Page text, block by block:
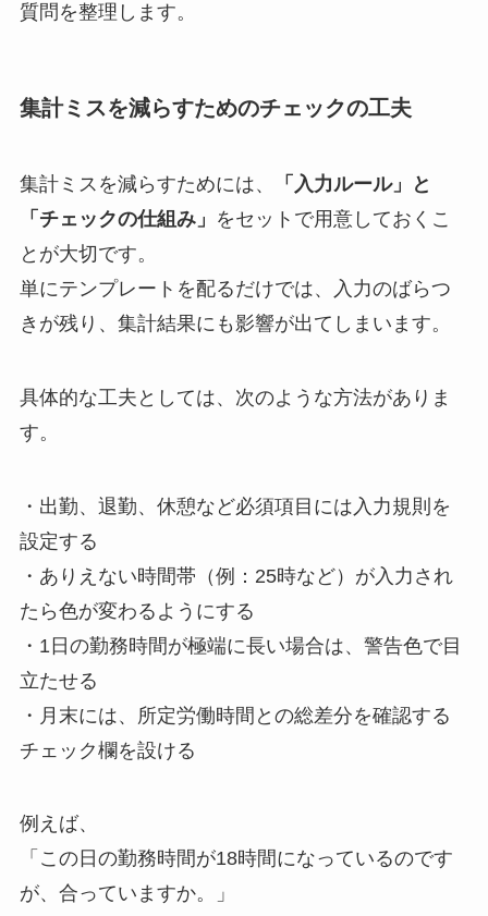
質問を整理します。
集計ミスを減らすためのチェックの工夫
集計ミスを減らすためには、
「入力ルール」と
「チェックの仕組み」 をセットで用意しておくこ
とが大切です。
単にテンプレートを配るだけでは、入力のばらつ
きが残り、集計結果にも影響が出てしまいます。
具体的な工夫としては、次のような方法がありま
す。
・出勤、退勤、休憩など必須項目には入力規則を
設定する
・ありえない時間帯（例：25時など）が入力され
たら色が変わるようにする
・1日の勤務時間が極端に長い場合は、警告色で目
立たせる
・月末には、所定労働時間との総差分を確認する
チェック欄を設ける
例えば、
「この日の勤務時間が18時間になっているのです
が、合っていますか。」